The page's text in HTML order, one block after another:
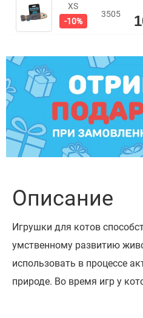
XS
-10%
3505
Описание
Игрушки для котов
умственному развитию
использовать в процессе
природе. Во время игр у